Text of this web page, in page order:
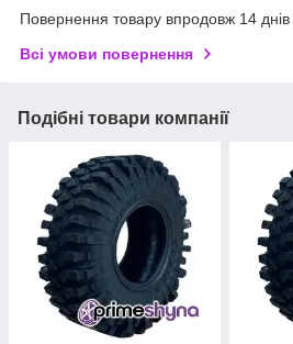
Повернення товару впродовж 14
Всі умови повернення
Подібні товари компанії